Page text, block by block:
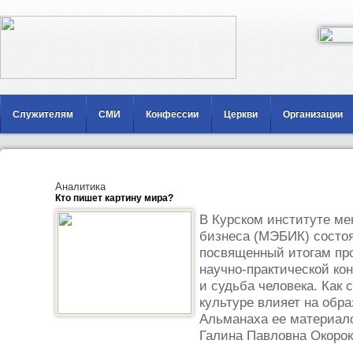
Служителям СМИ Конфессии Церкви Организации
Аналитика
Кто пишет картину мира?
В Курском институте
бизнеса (МЭБИК)
посвященный итогам
научно-практической
и судьба человека. Как
культуре влияет на
Альманаха ее
Галина Павловна